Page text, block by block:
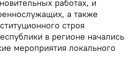
работах, и
а также
строя
в регионе начались
мероприятия локального